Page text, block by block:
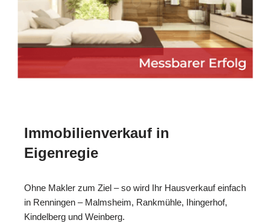
Immobilienverkauf in
Eigenregie
Ohne Makler zum Ziel – so wird Ihr Hausverkauf einfach
in Renningen – Malmsheim, Rankmühle, Ihingerhof,
Kindelberg und Weinberg.